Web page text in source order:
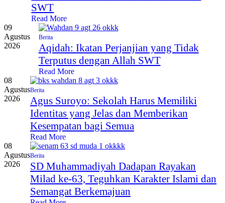
SWT
Read More
09
Agustus
2026
Berita
Aqidah: Ikatan Perjanjian yang Tidak
Terputus dengan Allah SWT
Read More
08
Agustus
2026
Berita
Agus Suroyo: Sekolah Harus Memiliki
Identitas yang Jelas dan Memberikan
Kesempatan bagi Semua
Read More
08
Agustus
2026
Berita
SD Muhammadiyah Dadapan Rayakan
Milad ke-63, Teguhkan Karakter Islami dan
Semangat Berkemajuan